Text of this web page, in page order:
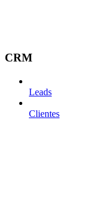
CRM
Leads
Clientes